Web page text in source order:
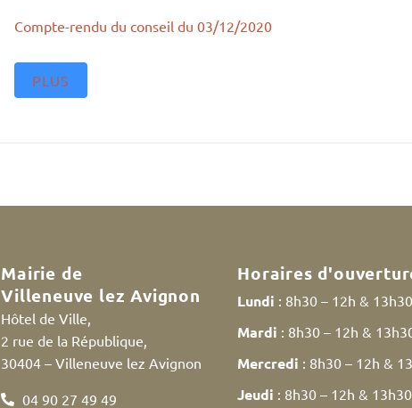
Compte-rendu du conseil du 03/12/2020
PLUS
Mairie de
Villeneuve lez Avignon
Hôtel de Ville,
2 rue de la République,
30404 – Villeneuve lez Avignon
04 90 27 49 49
Horaires
Lundi : 8h30 – 12h &
Mardi : 8h30 – 12h &
Mercredi : 8h30 – 12h &
Jeudi : 8h30 – 12h &